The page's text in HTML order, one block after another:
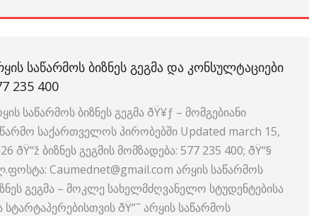
ᲡᲐᲬᲐᲠᲛᲝᲡ ᲑᲘᲖᲜᲔᲡ ᲒᲔᲒᲛᲐ ᲓᲐ ᲙᲝᲜᲡᲣᲚᲢᲐᲪᲘᲔᲑᲘ
235 400
საწარმოს ბიზნეს გეგმა ðŸ¥ƒ – მომგებიანი
საქართველოს პირობებში Updated march 15,
ðŸ“ž ბიზნეს გეგმის მომზადება: 577 235 400; ðŸ“§
Caumednet@gmail.com არყის საწარმოს
გეგმა – მოკლე სახელმძღვანელო სტუდენტებისა
სტარტაპერებისთვის ðŸ“˜ არყის საწარმოს